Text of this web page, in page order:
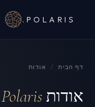
POLARIS
.
דף הבית / אודות
אודותPolaris